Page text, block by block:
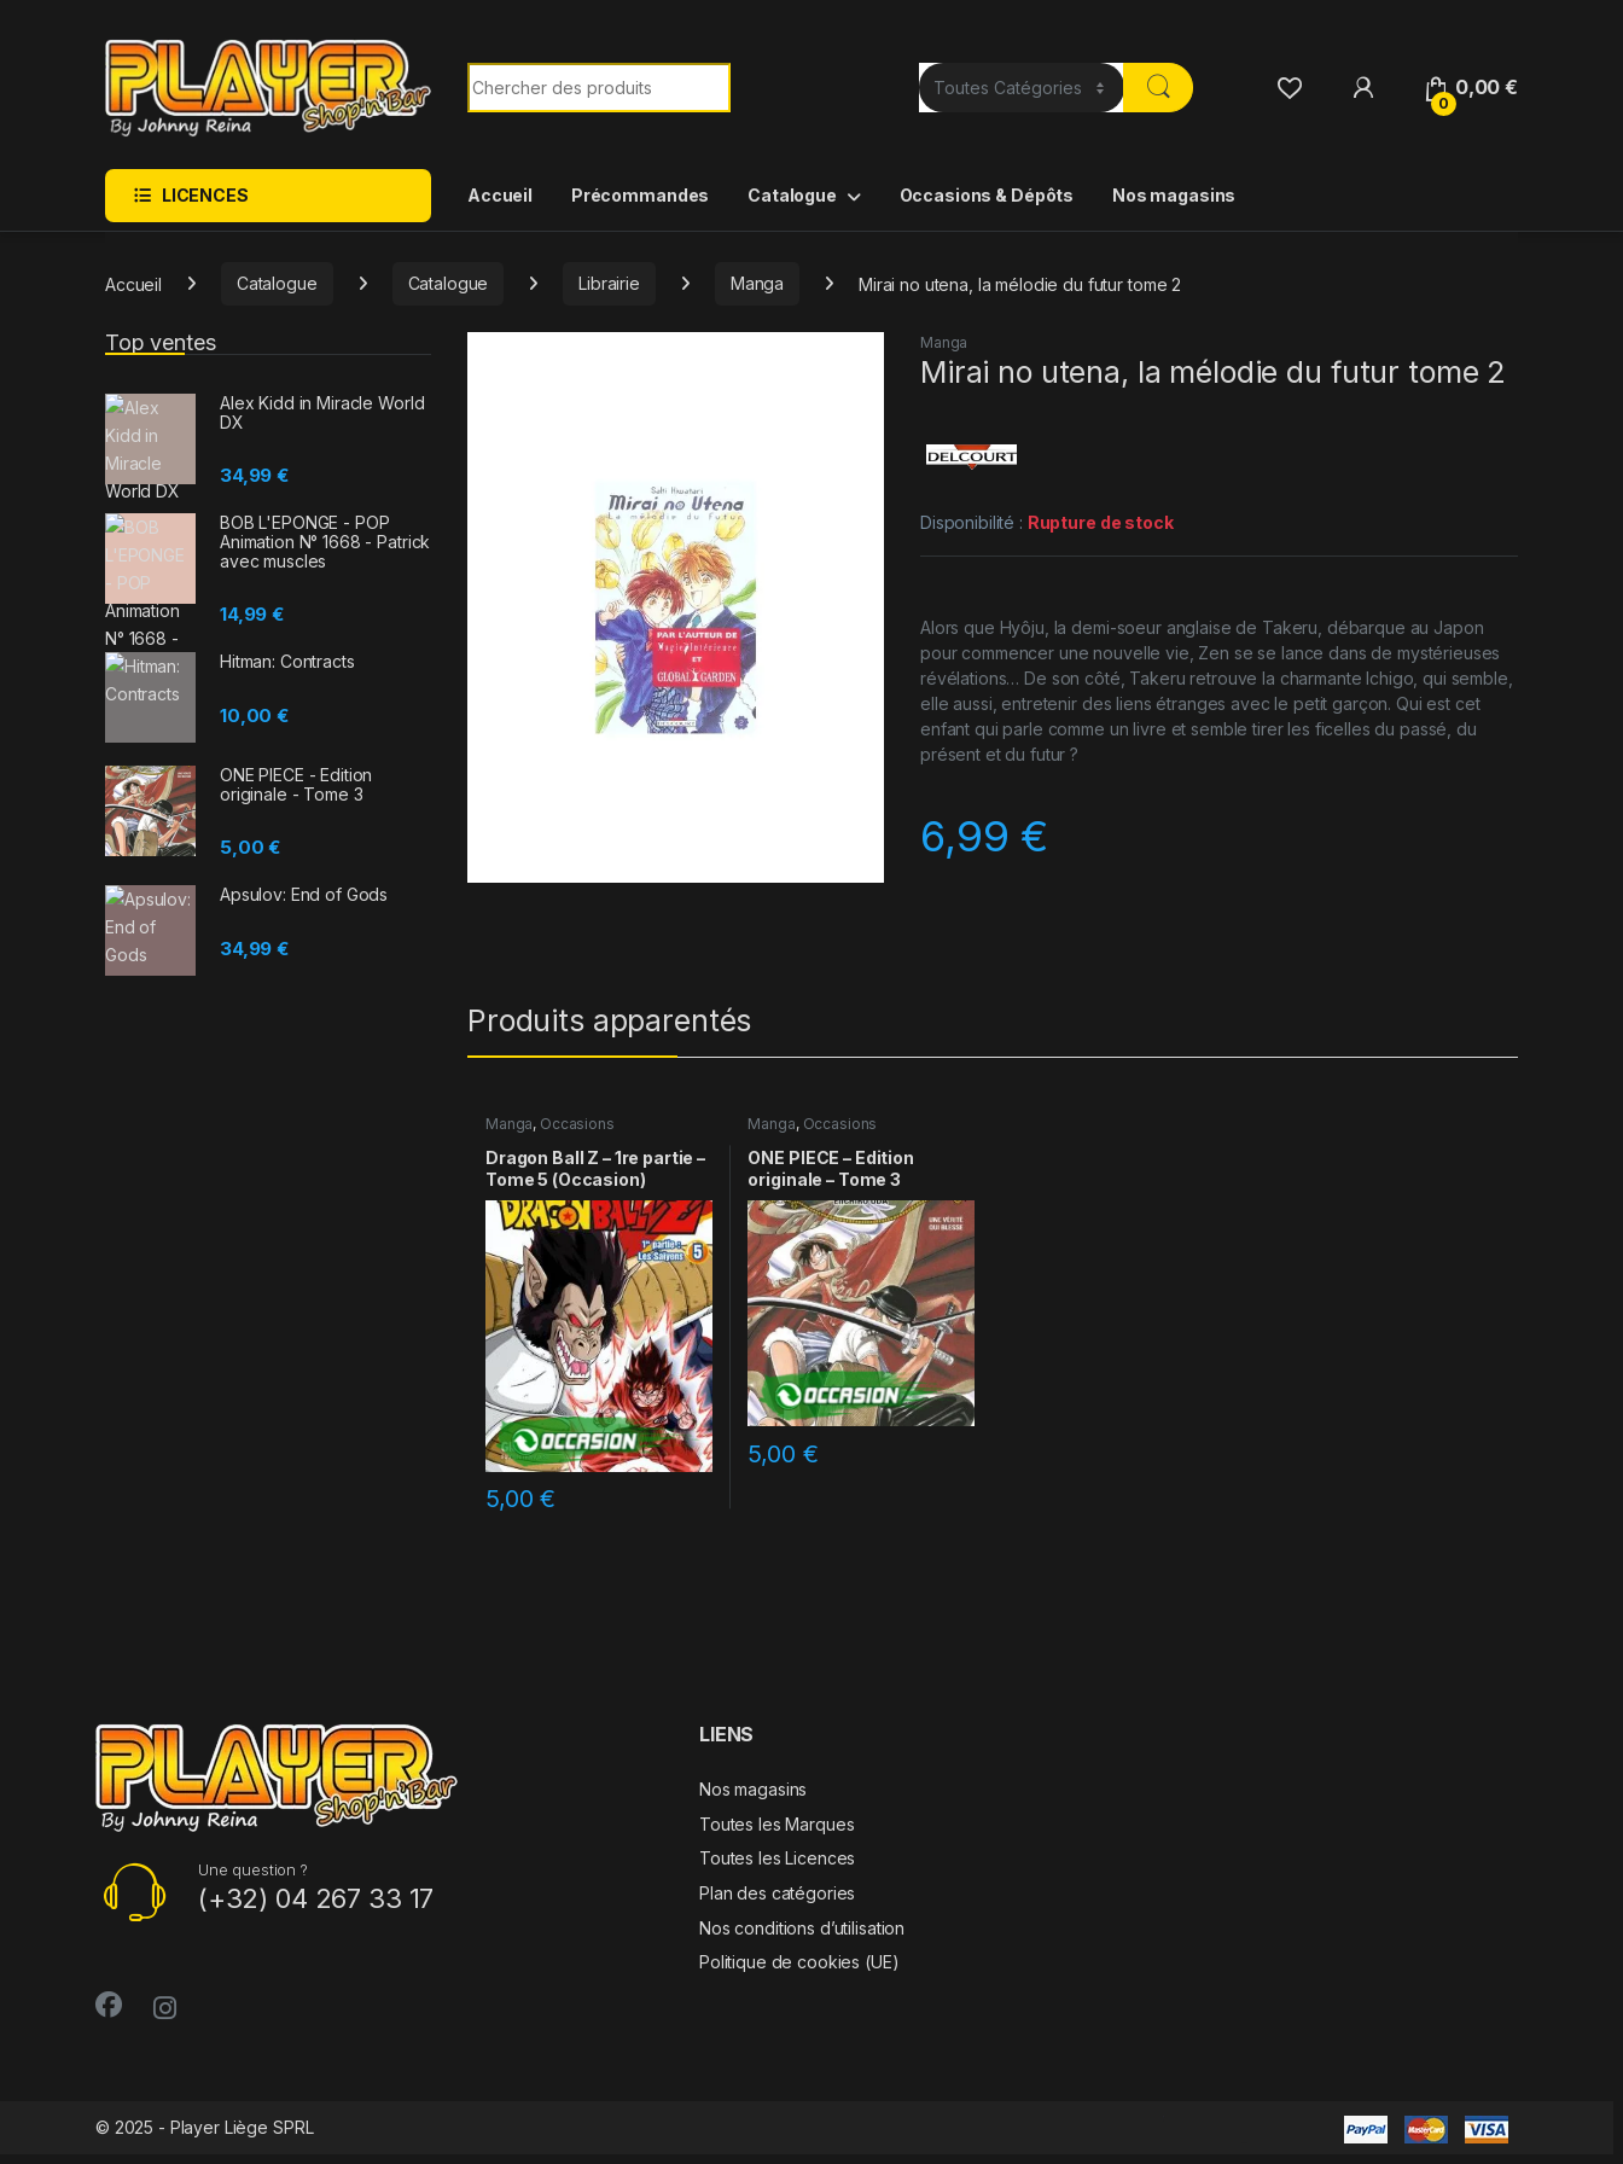
Recherche de :
0
0,00€
LICENCES Accueil Précommandes Catalogue Occasions & Dépôts Nos magasins
Accueil Catalogue Catalogue Librairie Manga Mirai no utena, la mélodie du futur tome 2
Manga
Mirai no utena, la mélodie du futur tome 2
Disponibilité : Rupture de stock
Alors que Hyôju, la demi-soeur anglaise de Takeru, débarque au Japon
pour commencer une nouvelle vie, Zen se se lance dans de mystérieuses
révélations… De son côté, Takeru retrouve la charmante Ichigo, qui semble,
elle aussi, entretenir des liens étranges avec le petit garçon. Qui est cet
enfant qui parle comme un livre et semble tirer les ficelles du passé, du
présent et du futur ?
6,99 €
Produits apparentés
Manga, Occasions
Dragon Ball Z – 1re partie –
Tome 5 (Occasion)
5,00€
Manga, Occasions
ONE PIECE – Edition
originale – Tome 3
5,00 €
Top ventes
Alex Kidd in Miracle World
DX
34,99€
BOB L'EPONGE - POP
Animation N° 1668 - Patrick
avec muscles
14,99€
Hitman: Contracts
10,00€
ONE PIECE - Edition
originale - Tome 3
5,00€
Apsulov: End of Gods
34,99€
Une question ?
(+32) 04 267 33 17
LIENS
Nos magasins
Toutes les Marques
Toutes les Licences
Plan des catégories
Nos conditions d’utilisation
Politique de cookies (UE)
© 2025 - Player Liège SPRL